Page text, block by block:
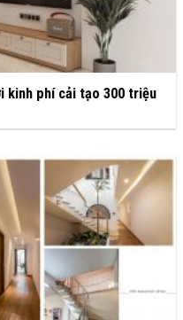
kinh phí cải tạo 300 triệu